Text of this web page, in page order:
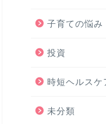
子育ての悩み
投資
時短ヘルスケ
未分類